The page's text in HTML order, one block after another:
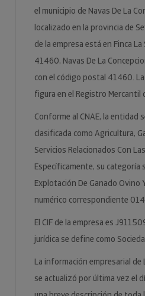
el municipio de Navas De La
localizado en la provincia de
de la empresa está en Finca
41460, Navas De La
con el código postal 41460.
figura en el Registro Mercantil
Conforme al CNAE, la entidad
clasificada como Agricultura,
Servicios Relacionados Con
Específicamente, su categoría
Explotación De Ganado Ovino
numérico correspondiente
El CIF de la empresa es
jurídica se define como
La información empresarial de
se actualizó por última vez el